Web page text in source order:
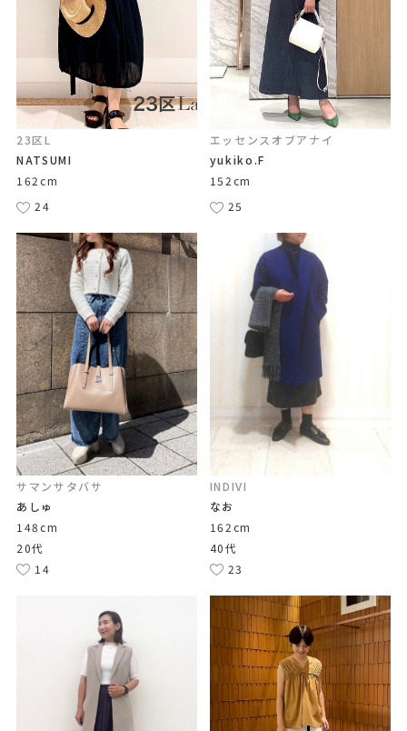
23区L
NATSUMI
162cm
24
エッセンスオブアナイ
yukiko.F
152cm
25
サマンサタバサ
あしゅ
148cm
20代
14
INDIVI
なお
162cm
40代
23